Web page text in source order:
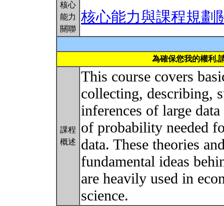
核心
能力
關聯
核心能力與課程規劃
為確保您我的權利,
課程
概述
This course covers
collecting, describing,
inferences of large
of probability needed
data. These theories
fundamental ideas
are heavily used in
science.